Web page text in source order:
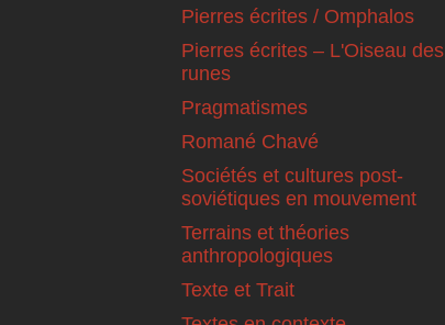
Pierres écrites / Omphalos
Pierres écrites – L'Oiseau des
runes
Pragmatismes
Romané Chavé
Sociétés et cultures post-
soviétiques en mouvement
Terrains et théories
anthropologiques
Texte et Trait